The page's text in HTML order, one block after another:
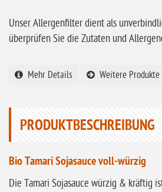
ohne Knoblauch
ohne Sellerie
ohne Palmöl
Unser Allergenfilter dient als
überprüfen Sie die Zutaten und
Mehr Details Weitere Produkte
PRODUKTBESCHREIBUNG
Bio Tamari Sojasauce voll-würzig
Die Tamari Sojasauce würzig & kräftig